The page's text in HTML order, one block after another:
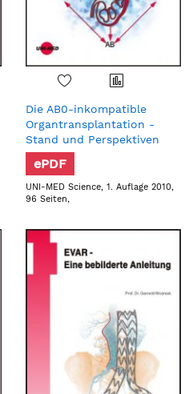
Die AB0-inkompatible
Organtransplantation -
Stand und Perspektiven
ePDF
UNI-MED Science, 1. Auflage 2010,
96 Seiten,